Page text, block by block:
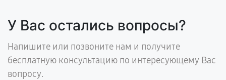
У Вас остались вопросы?
Напишите или позвоните нам и получите
бесплатную консультацию по интересующему Вас
вопросу.